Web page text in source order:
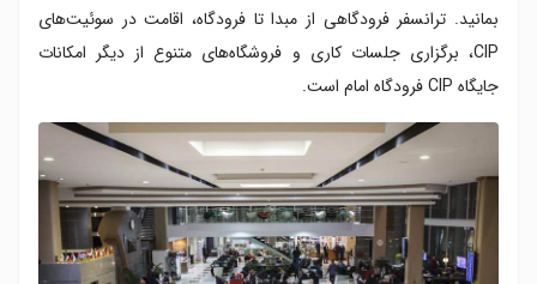
بمانید. ترانسفر فرودگاهی از مبدا تا فرودگاه، اقامت در سوئیت‌های
CIP، برگزاری جلسات کاری و فروشگاه‌های متنوع از دیگر امکانات
جایگاه CIP فرودگاه امام است.